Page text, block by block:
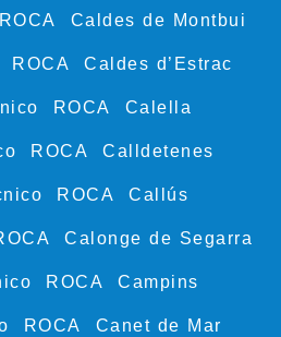
Caldes de Montbui
Caldes d’Estrac
ROCA Calella
ROCA Calldetenes
ROCA Callús
Calonge de Segarra
ROCA Campins
ROCA Canet de Mar